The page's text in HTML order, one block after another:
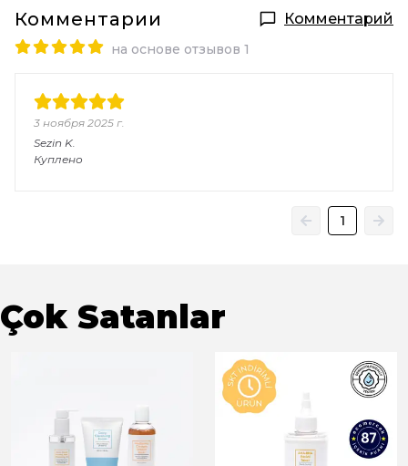
Комментарии Комментарий
на основе отзывов 1
3 ноября 2025 г.
Sezin K.
Куплено
1
Çok Satanlar